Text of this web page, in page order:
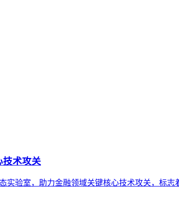
技术攻关
实验室，助力金融领域关键核心技术攻关，标